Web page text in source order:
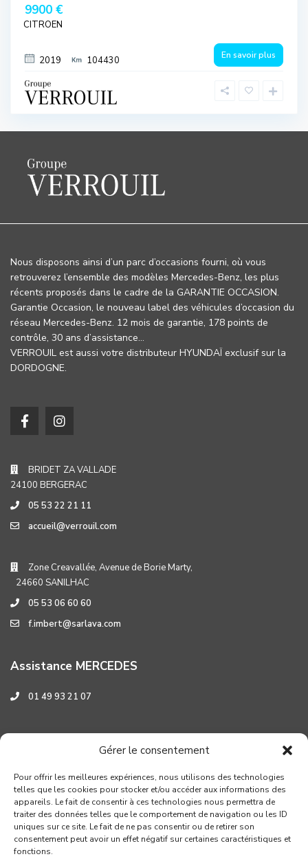
Gérer le consentement
Pour offrir les meilleures expériences, nous utilisons des technologies
telles que les cookies pour stocker et/ou accéder aux informations des
appareils. Le fait de consentir à ces technologies nous permettra de
traiter des données telles que le comportement de navigation ou les ID
uniques sur ce site. Le fait de ne pas consentir ou de retirer son
consentement peut avoir un effet négatif sur certaines caractéristiques et
fonctions.
9900 €
CITROEN
2019 104430 En savoir plus
Nous disposons ainsi d’un parc d’occasions fourni, où vous
retrouverez l’ensemble des modèles Mercedes-Benz, les plus
récents proposés dans le cadre de la GARANTIE OCCASION.
Garantie Occasion, le nouveau label des véhicules d’occasion du
réseau Mercedes-Benz. 12 mois de garantie, 178 points de
contrôle, 30 ans d’assistance…
VERROUIL est aussi votre distributeur HYUNDAÏ exclusif sur la
DORDOGNE.
BRIDET ZA VALLADE
24100 BERGERAC
05 53 22 21 11
accueil@verrouil.com
Zone Creavallée, Avenue de Borie Marty,
24660 SANILHAC
05 53 06 60 60
f.imbert@sarlava.com
Assistance MERCEDES
01 49 93 21 07